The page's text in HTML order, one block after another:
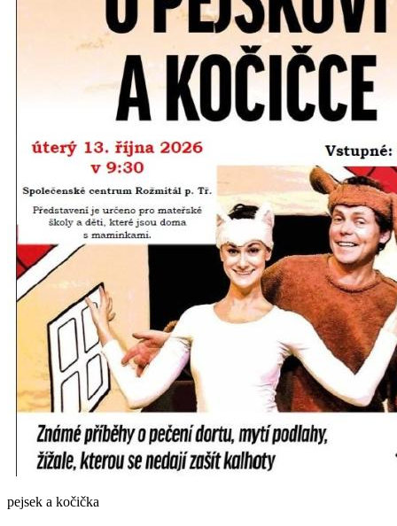
pejsek a kočička